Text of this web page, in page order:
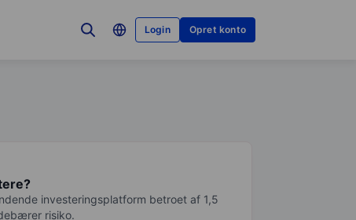
Login Opret konto
investeringsplatform betroet af 1,5
risiko.